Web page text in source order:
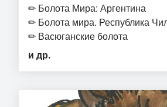
✏ Болота Мира: Аргентина
✏ Болота мира. Республика
✏ Васюганские болота
и др.